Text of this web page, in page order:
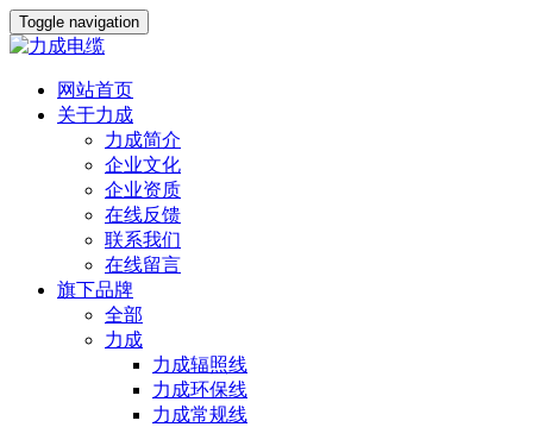
Toggle navigation
网站首页
关于力成
力成简介
企业文化
企业资质
在线反馈
联系我们
在线留言
旗下品牌
全部
力成
力成辐照线
力成环保线
力成常规线